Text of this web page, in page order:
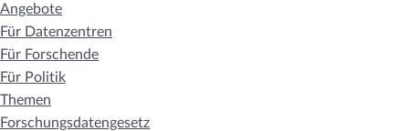
Angebote
Für Datenzentren
Für Forschende
Für Politik
Themen
Forschungsdatengesetz